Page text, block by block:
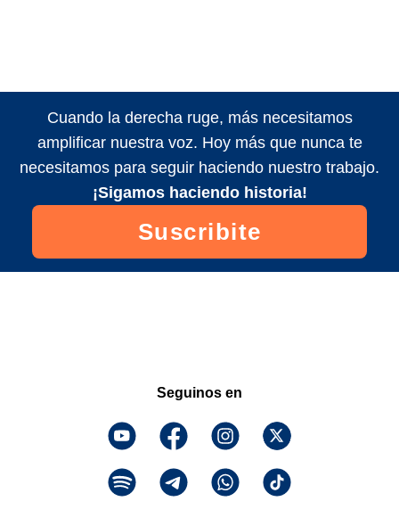
Cuando la derecha ruge, más necesitamos
amplificar nuestra voz. Hoy más que nunca te
necesitamos para seguir haciendo nuestro trabajo.
¡Sigamos haciendo historia!
Suscribite
Seguinos en